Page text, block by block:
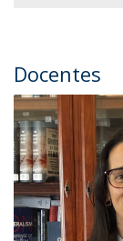
Docentes